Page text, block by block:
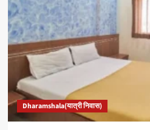
Dharamshala(यात्री निवास)